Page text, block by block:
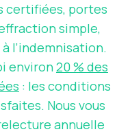
certifiées, portes
simple,
l’indemnisation.
environ20 % des
: les conditions
Nous vous
annuelle